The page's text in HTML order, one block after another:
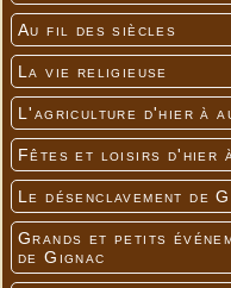
Au fil des siècles
La vie religieuse
L'agriculture d'hier à
Fêtes et loisirs d'hier
Le désenclavement de
Grands et petits
de Gignac